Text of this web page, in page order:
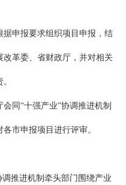
据申报要求组织项目申报，结
革委、省财政厅，并对相关
同“十强产业”协调推进机制
市申报项目进行评审。
调推进机制牵头部门围绕产业